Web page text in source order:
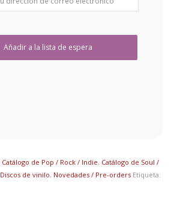
Catálogo de Pop / Rock / Indie, Catálogo de Soul /
Discos de vinilo, Novedades / Pre-orders Etiqueta: